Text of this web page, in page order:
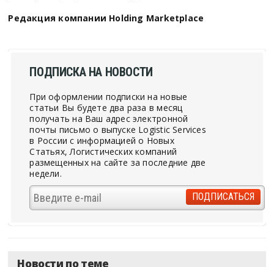
Редакция компании Holding Marketplace
ПОДПИСКА НА НОВОСТИ
При оформлении подписки на новые
статьи Вы будете два раза в месяц
получать на Ваш адрес электронной
почты письмо о выпуске Logistic Services
в России с информацией о Новых
Статьях, Логистических компаний
размещенных на сайте за последние две
недели.
Новости по теме